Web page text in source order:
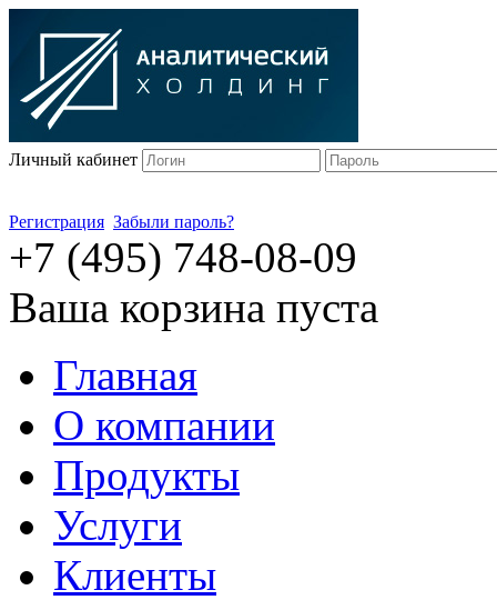
Личный кабинет
Регистрация Забыли пароль?
+7 (495) 748-08-09
Ваша корзина пуста
Главная
О компании
Продукты
Услуги
Клиенты